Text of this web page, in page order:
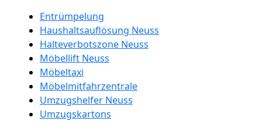
Entrümpelung
Haushaltsauflösung Neuss
Halteverbotszone Neuss
Möbellift Neuss
Möbeltaxi
Möbelmitfahrzentrale
Umzugshelfer Neuss
Umzugskartons